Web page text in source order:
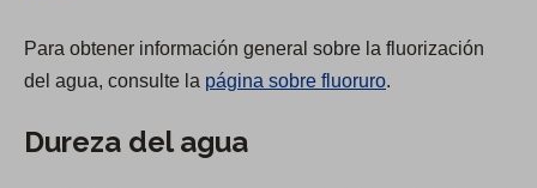
p
e
s
Para obtener información general sobre la fluorización
del agua, consulte la página sobre fluoruro.
Dureza del agua